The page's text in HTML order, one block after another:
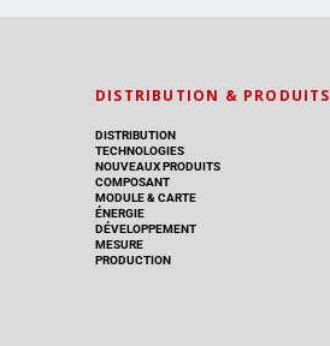
DISTRIBUTION & PRODUITS
DISTRIBUTION
TECHNOLOGIES
NOUVEAUX PRODUITS
COMPOSANT
MODULE & CARTE
ÉNERGIE
DÉVELOPPEMENT
MESURE
PRODUCTION